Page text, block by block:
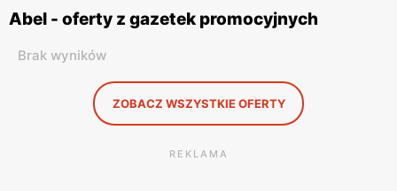
Abel - oferty z gazetek promocyjnych
Brak wyników
ZOBACZ WSZYSTKIE OFERTY
REKLAMA